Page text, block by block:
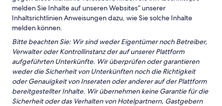
melden Sie Inhalte auf unseren Websites“ unserer
Inhaltsrichtlinien Anweisungen dazu, wie Sie solche Inhalte
melden können.
Bitte beachten Sie: Wir sind weder Eigentümer noch Betreiber,
Verwalter oder Kontrollinstanz der auf unserer Plattform
aufgeführten Unterkünfte. Wir überprüfen oder garantieren
weder die Sicherheit von Unterkünften noch die Richtigkeit
oder Genauigkeit von Inseraten oder anderer auf der Plattform
bereitgestellter Inhalte. Wir übernehmen keine Garantie für die
Sicherheit oder das Verhalten von Hotelpartnern, Gastgebern